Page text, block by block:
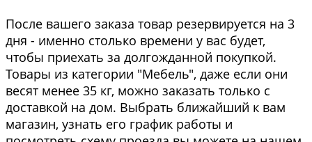
После вашего заказа товар резервируется на 3
дня - именно столько времени у вас будет,
чтобы приехать за долгожданной покупкой.
Товары из категории "Мебель", даже если они
весят менее 35 кг, можно заказать только с
доставкой на дом. Выбрать ближайший к вам
магазин, узнать его график работы и